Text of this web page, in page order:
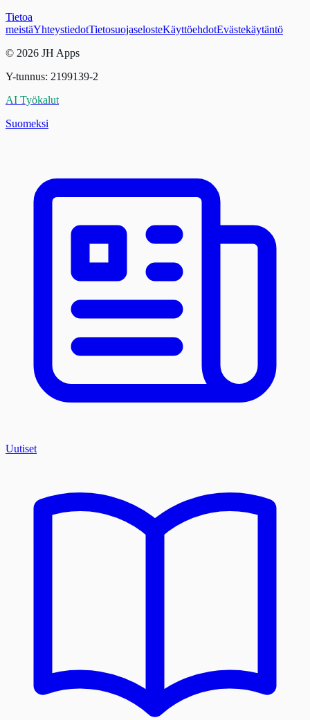
Tietoa
meistäYhteystiedotTietosuojaselosteKäyttöehdotEvästekäytäntö
© 2026 JH Apps
Y-tunnus: 2199139-2
AI Työkalut
Suomeksi
Uutiset